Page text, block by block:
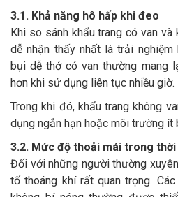
3.1. Khả năng hô hấp khi đeo
Khi so sánh khẩu trang có van
dễ nhận thấy nhất là trải nghiệm
bụi dễ thở có van thường mang
hơn khi sử dụng liên tục nhiều giờ.
Trong khi đó, khẩu trang không
dụng ngắn hạn hoặc môi trường ít
3.2. Mức độ thoải mái trong
Đối với những người thường
tố thoáng khí rất quan trọng.